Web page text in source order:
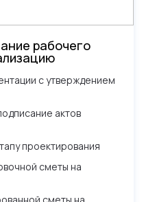
рабочего
с утверждением
актов
проектирования
сметы на